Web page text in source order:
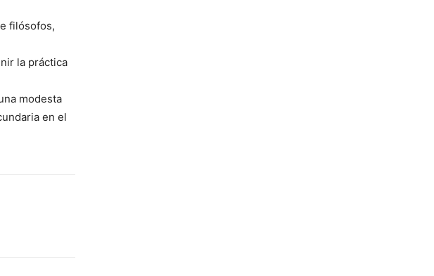
filósofos,
la práctica
modesta
en el